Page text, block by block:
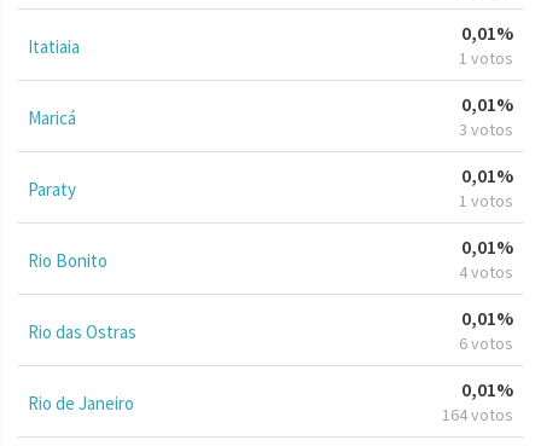
Itatiaia
0,01%
1 votos
Maricá
0,01%
3 votos
Paraty
0,01%
1 votos
Rio Bonito
0,01%
4 votos
Rio das Ostras
0,01%
6 votos
Rio de Janeiro
0,01%
164 votos